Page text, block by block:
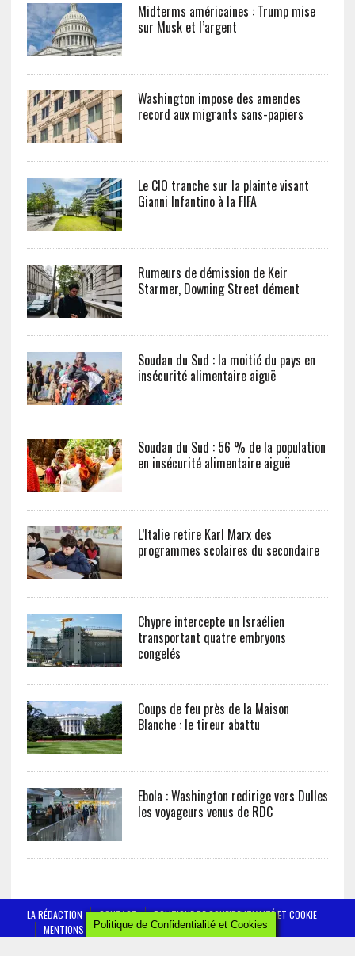
Midterms américaines : Trump mise
sur Musk et l’argent
Washington impose des amendes
record aux migrants sans-papiers
Le CIO tranche sur la plainte visant
Gianni Infantino à la FIFA
Rumeurs de démission de Keir
Starmer, Downing Street dément
Soudan du Sud : la moitié du pays en
insécurité alimentaire aiguë
Soudan du Sud : 56 % de la population
en insécurité alimentaire aiguë
L’Italie retire Karl Marx des
programmes scolaires du secondaire
Chypre intercepte un Israélien
transportant quatre embryons
congelés
Coups de feu près de la Maison
Blanche : le tireur abattu
Ebola : Washington redirige vers Dulles
les voyageurs venus de RDC
LA RÉDACTION CONTACT
POLITIQUE DE CONFIDENTIALITÉ ET COOKIE
MENTIONS LÉGALESPolitique de Confidentialité et Cookies